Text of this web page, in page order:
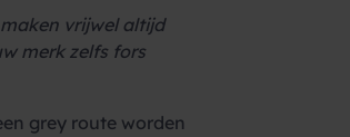
vrijwel altijd
merk zelfs fors
grey route worden